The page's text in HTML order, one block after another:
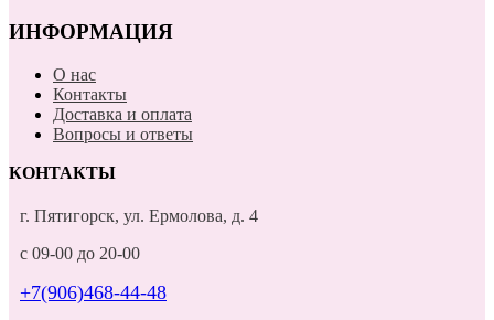
ИНФОРМАЦИЯ
О нас
Контакты
Доставка и оплата
Вопросы и ответы
КОНТАКТЫ
г. Пятигорск, ул. Ермолова, д. 4
с 09-00 до 20-00
+7(906)468-44-48